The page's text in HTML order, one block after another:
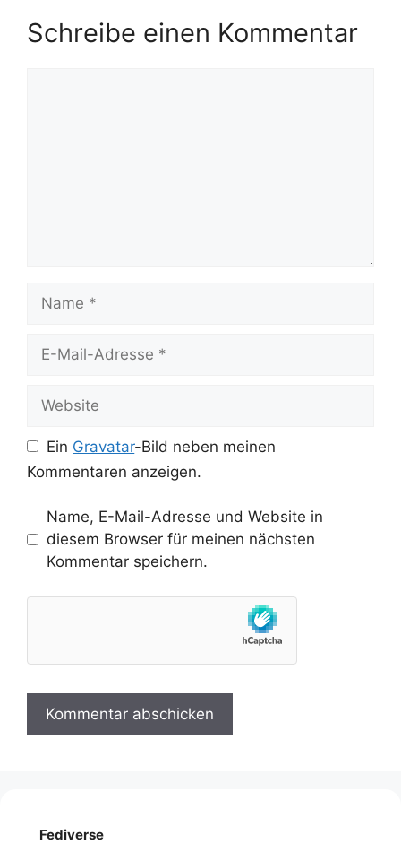
Schreibe einen Kommentar
Mail-
Ein Gravatar-Bild neben meinen
Kommentaren anzeigen.
Name, E-Mail-Adresse und Website in
diesem Browser für meinen nächsten
Kommentar speichern.
Fediverse